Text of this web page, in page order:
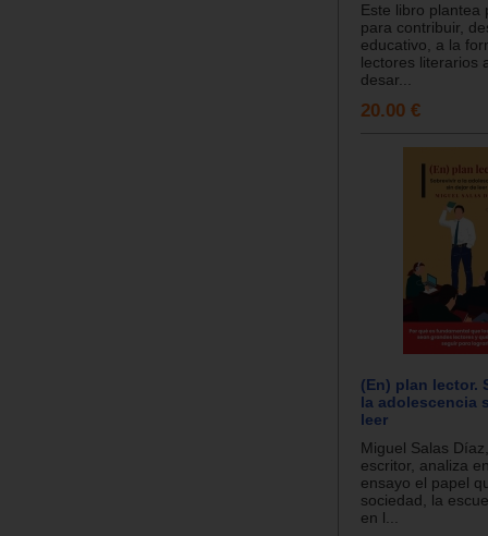
Este libro plantea
para contribuir,
educativo, a la
lectores literarios
desar...
20.00 €
(En) plan lector.
la adolescencia
leer
Miguel Salas
escritor, analiza
ensayo el papel
sociedad, la
en l...